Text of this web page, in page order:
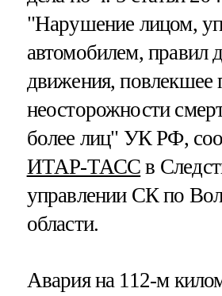
"Нарушение лицом,
автомобилем, правил
движения, повлекшее
неосторожности
более лиц" УК РФ,
ИТАР-ТАСС в
управлении СК по
области.
Авария на 112-м